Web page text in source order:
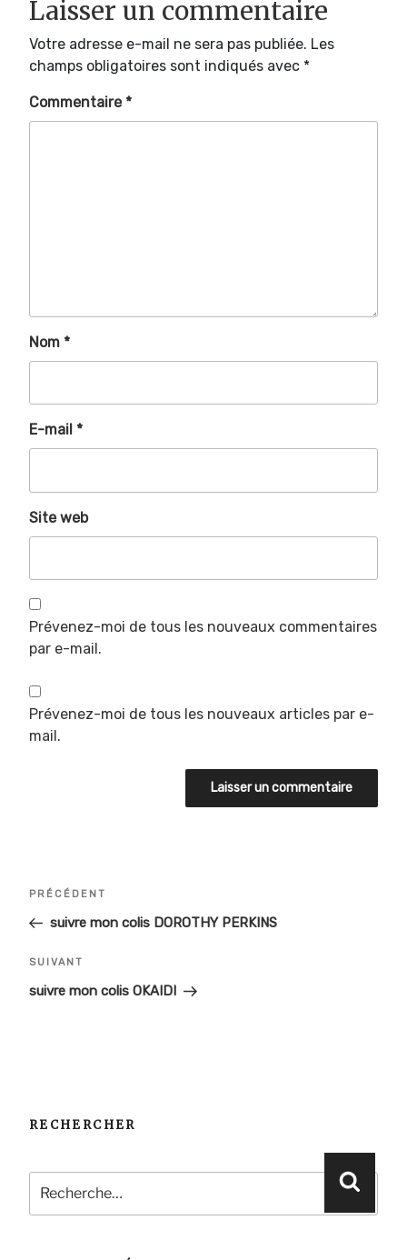
Laisser un commentaire
Votre adresse e-mail ne sera pas publiée. Les
champs obligatoires sont indiqués avec *
Commentaire *
Nom *
E-mail *
Site web
Prévenez-moi de tous les nouveaux commentaires
par e-mail.
Prévenez-moi de tous les nouveaux articles par e-
mail.
Navigation
de
l’article
Article
précédent
PRÉCÉDENT
suivre mon colis DOROTHY PERKINS
Article
suivant
SUIVANT
suivre mon colis OKAIDI
RECHERCHER
pour
: